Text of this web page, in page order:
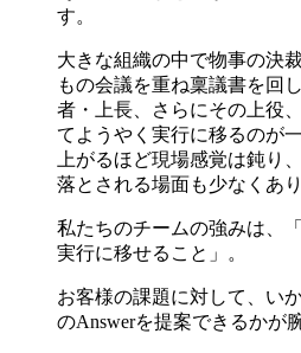
す。
大きな組織の中で物事の決
もの会議を重ね稟議書を回
者・上長、さらにその上役
てようやく実行に移るのが
上がるほど現場感覚は鈍り
落とされる場面も少なくあり
私たちのチームの強みは、
実行に移せること」。
お客様の課題に対して、い
のAnswerを提案できるかが